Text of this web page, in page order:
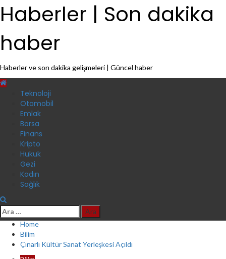
to
Haberler | Son dakika
haber
Haberler ve son dakika gelişmeleri | Güncel haber
PrimaryTeknoloji
Otomobil
Emlak
Borsa
Finans
Kripto
Hukuk
Gezi
Kadın
Sağlık
Arama:
Home
Bilim
Çınarlı Kültür Sanat Yerleşkesi Açıldı